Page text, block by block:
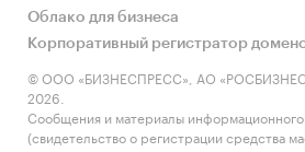
Облако для бизнеса
Корпоративный регистратор
© ООО «БИЗНЕСПРЕСС», АО
2026.
Сообщения и материалы информационного
(свидетельство о регистрации средства